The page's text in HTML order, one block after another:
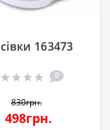
163473
0
830грн.
498грн.